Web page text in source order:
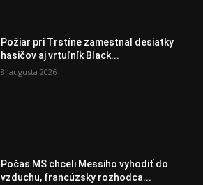
Požiar pri Trstíne zamestnal desiatky
hasičov aj vrtuľník Black...
8. augusta 2026
Počas MS chceli Messiho vyhodiť do
vzduchu, francúzsky rozhodca...